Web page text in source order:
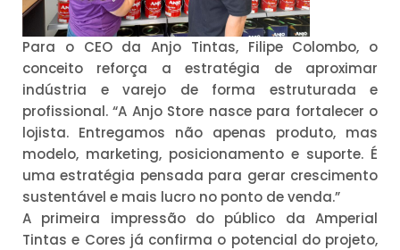
Para o CEO da Anjo Tintas, Filipe Colombo, o
conceito reforça a estratégia de aproximar
indústria e varejo de forma estruturada e
profissional. “A Anjo Store nasce para fortalecer o
lojista. Entregamos não apenas produto, mas
modelo, marketing, posicionamento e suporte. É
uma estratégia pensada para gerar crescimento
sustentável e mais lucro no ponto de venda.”
A primeira impressão do público da Amperial
Tintas e Cores já confirma o potencial do projeto,